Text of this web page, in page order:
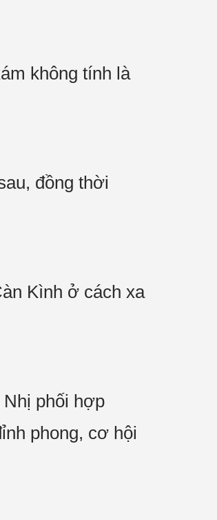
không tính là
đồng thời
Kình ở cách xa
phối hợp
phong, cơ hội